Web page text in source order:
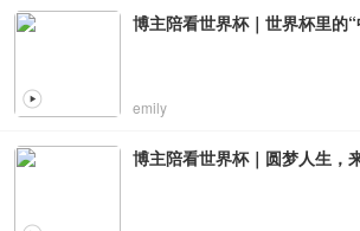
博主陪看世界杯｜世界杯里的
emily
博主陪看世界杯｜圆梦人生，